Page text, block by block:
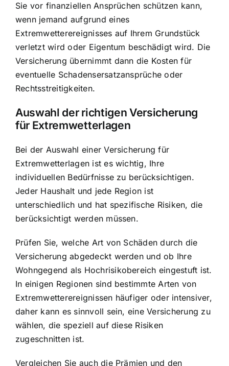
Sie vor finanziellen Ansprüchen schützen kann,
wenn jemand aufgrund eines
Extremwetterereignisses auf Ihrem Grundstück
verletzt wird oder Eigentum beschädigt wird. Die
Versicherung übernimmt dann die Kosten für
eventuelle Schadensersatzansprüche oder
Rechtsstreitigkeiten.
Auswahl der richtigen Versicherung
für Extremwetterlagen
Bei der Auswahl einer Versicherung für
Extremwetterlagen ist es wichtig, Ihre
individuellen Bedürfnisse zu berücksichtigen.
Jeder Haushalt und jede Region ist
unterschiedlich und hat spezifische Risiken, die
berücksichtigt werden müssen.
Prüfen Sie, welche Art von Schäden durch die
Versicherung abgedeckt werden und ob Ihre
Wohngegend als Hochrisikobereich eingestuft ist.
In einigen Regionen sind bestimmte Arten von
Extremwetterereignissen häufiger oder intensiver,
daher kann es sinnvoll sein, eine Versicherung zu
wählen, die speziell auf diese Risiken
zugeschnitten ist.
Vergleichen Sie auch die Prämien und den